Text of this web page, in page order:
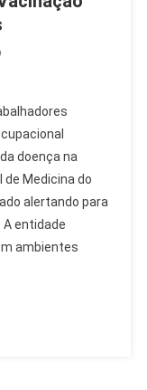
doença na
Medicina do
alertando para
entidade
ambientes